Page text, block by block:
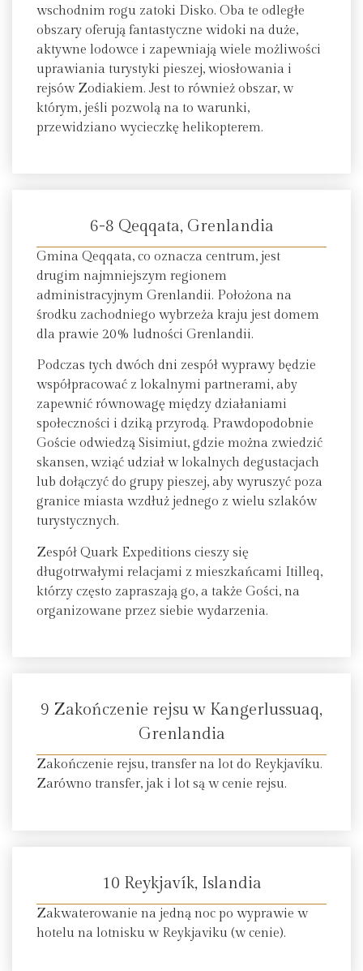
wschodnim rogu zatoki Disko. Oba te odległe
obszary oferują fantastyczne widoki na duże,
aktywne lodowce i zapewniają wiele możliwości
uprawiania turystyki pieszej, wiosłowania i
rejsów Zodiakiem. Jest to również obszar, w
którym, jeśli pozwolą na to warunki,
przewidziano wycieczkę helikopterem.
6-8 Qeqqata, Grenlandia
Gmina Qeqqata, co oznacza centrum, jest
drugim najmniejszym regionem
administracyjnym Grenlandii. Położona na
środku zachodniego wybrzeża kraju jest domem
dla prawie 20% ludności Grenlandii.
Podczas tych dwóch dni zespół wyprawy będzie
współpracować z lokalnymi partnerami, aby
zapewnić równowagę między działaniami
społeczności i dziką przyrodą. Prawdopodobnie
Goście odwiedzą Sisimiut, gdzie można zwiedzić
skansen, wziąć udział w lokalnych degustacjach
lub dołączyć do grupy pieszej, aby wyruszyć poza
granice miasta wzdłuż jednego z wielu szlaków
turystycznych.
Zespół Quark Expeditions cieszy się
długotrwałymi relacjami z mieszkańcami Itilleq,
którzy często zapraszają go, a także Gości, na
organizowane przez siebie wydarzenia.
9 Zakończenie rejsu w Kangerlussuaq,
Grenlandia
Zakończenie rejsu, transfer na lot do Reykjavíku.
Zarówno transfer, jak i lot są w cenie rejsu.
10 Reykjavík, Islandia
Zakwaterowanie na jedną noc po wyprawie w
hotelu na lotnisku w Reykjaviku (w cenie).